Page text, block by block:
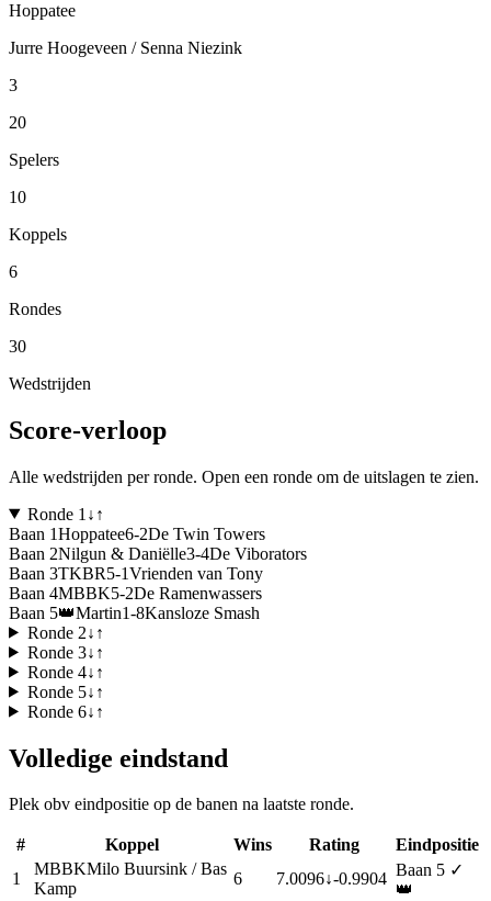
Hoppatee
Jurre Hoogeveen / Senna Niezink
3
20
Spelers
10
Koppels
6
Rondes
30
Wedstrijden
Score-verloop
Alle wedstrijden per ronde. Open een ronde om de uitslagen te zien.
Ronde 1 ↓ ↑
Baan 1Hoppatee6-2De Twin Towers
Baan 2Nilgun & Daniëlle3-4De Viborators
Baan 3TKBR5-1Vrienden van Tony
Baan 4MBBK5-2De Ramenwassers
Baan 5👑Martin1-8Kansloze Smash
Ronde 2↓ ↑
Ronde 3↓ ↑
Ronde 4↓ ↑
Ronde 5↓ ↑
Ronde 6↓ ↑
Volledige eindstand
Plek obv eindpositie op de banen na laatste ronde.
# Koppel Wins Rating
Eindpositie
1
MBBKMilo Buursink / Bas
Kamp
6 7.0096↓-0.9904 Baan 5 ✓
👑